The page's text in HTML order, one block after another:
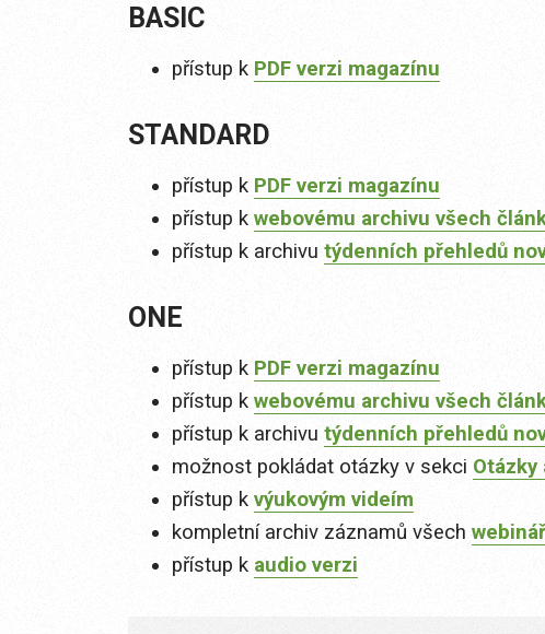
BASIC
přístup k PDF verzi magazínu
STANDARD
přístup k PDF verzi magazínu
přístup k webovému archivu všech
přístup k archivu týdenních přehledů
ONE
přístup k PDF verzi magazínu
přístup k webovému archivu všech
přístup k archivu týdenních přehledů
možnost pokládat otázky v sekci Otázky
přístup k výukovým videím
kompletní archiv záznamů všech
přístup k audio verzi